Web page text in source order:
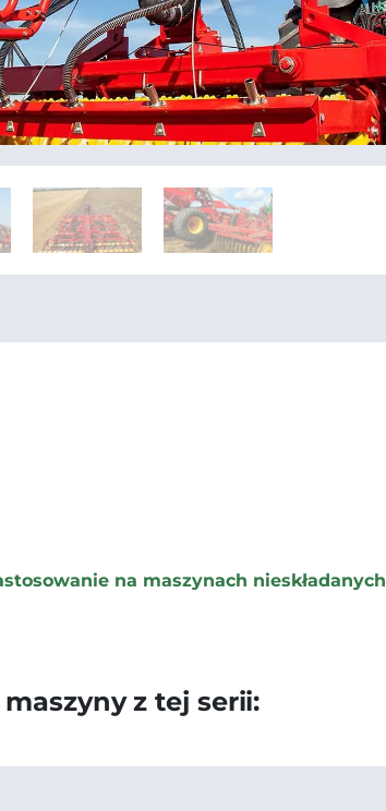
na maszynach nieskładanych
z tej serii: